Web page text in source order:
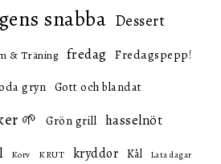
snabba Dessert
& Träning fredag Fredagspepp!
gryn Gott och blandat
🌱 Grön grill hasselnöt
Korv KRUT kryddor Kål Lata dagar